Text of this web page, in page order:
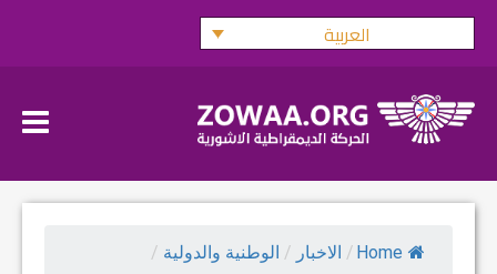
Skip
العربية
Home
/ الاخبار / الوطنية والدولية /